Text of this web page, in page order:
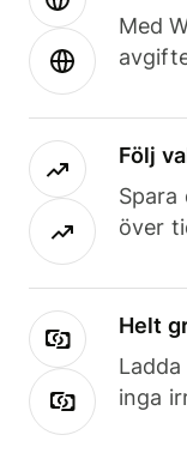
Med
Följ
över
Helt
inga